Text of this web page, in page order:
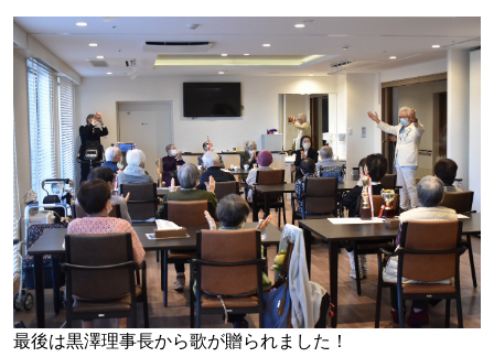
最後は黒澤理事長から歌が贈られました！